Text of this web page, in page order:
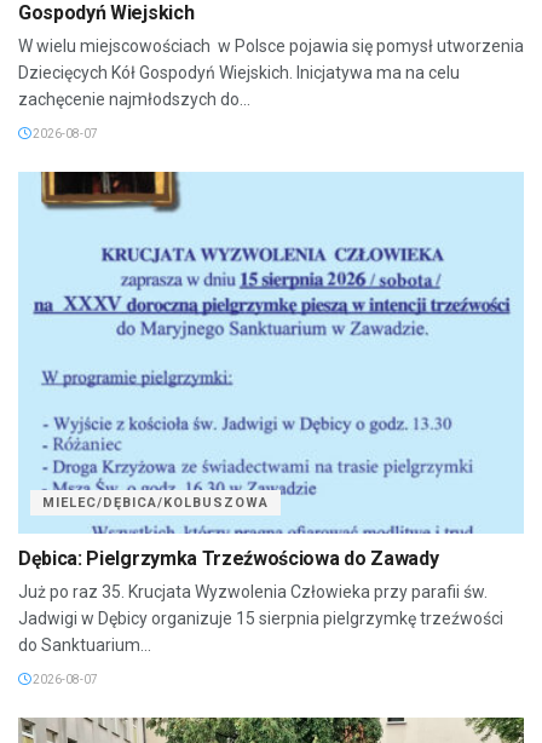
Gospodyń Wiejskich
W wielu miejscowościach w Polsce pojawia się pomysł utworzenia
Dziecięcych Kół Gospodyń Wiejskich. Inicjatywa ma na celu
zachęcenie najmłodszych do...
2026-08-07
MIELEC/DĘBICA/KOLBUSZOWA
Dębica: Pielgrzymka Trzeźwościowa do Zawady
Już po raz 35. Krucjata Wyzwolenia Człowieka przy parafii św.
Jadwigi w Dębicy organizuje 15 sierpnia pielgrzymkę trzeźwości
do Sanktuarium...
2026-08-07